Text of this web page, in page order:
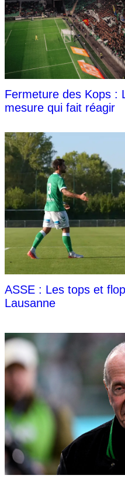
Fermeture des Kops :
mesure qui fait réagir
ASSE : Les tops et
Lausanne